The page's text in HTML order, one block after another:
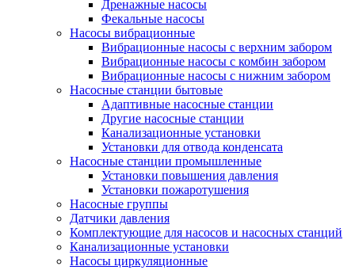
Дренажные насосы
Фекальные насосы
Насосы вибрационные
Вибрационные насосы с верхним забором
Вибрационные насосы с комбин забором
Вибрационные насосы с нижним забором
Насосные станции бытовые
Адаптивные насосные станции
Другие насосные станции
Канализационные установки
Установки для отвода конденсата
Насосные станции промышленные
Установки повышения давления
Установки пожаротушения
Насосные группы
Датчики давления
Комплектующие для насосов и насосных станций
Канализационные установки
Насосы циркуляционные